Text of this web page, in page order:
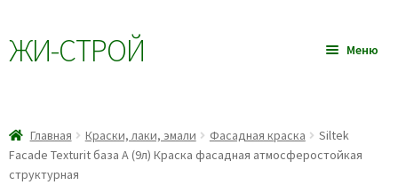
Перейти
к
Перейти
к
ЖИ-CТРОЙ Меню
Товары
Главная Краски, лаки, эмали Фасадная краска
Siltek
Facade Texturit база А (9л) Краска фасадная атмосферостойкая
структурная